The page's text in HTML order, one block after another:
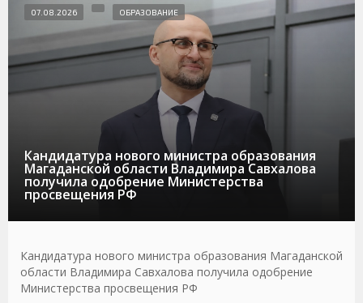
Кандидатура нового министра образования
Магаданской области Владимира Савхалова
получила одобрение Министерства
просвещения РФ
07.08.2026 ОБРАЗОВАНИЕ
Кандидатура нового министра образования Магаданской
области Владимира Савхалова получила одобрение
Министерства просвещения РФ